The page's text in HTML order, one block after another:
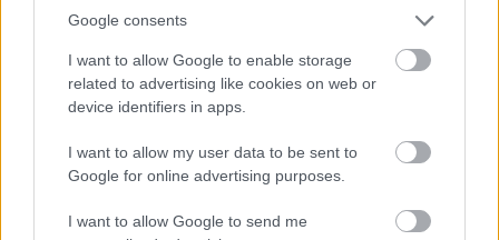
Google consents
I want to allow Google to enable storage
related to advertising like cookies on web or
device identifiers in apps.
I want to allow my user data to be sent to
Google for online advertising purposes.
I want to allow Google to send me
A videót az F1 hivatalos közösségi felülete
osztotta meg, mely ezzel ismét ráirányította a
sajátosságára. A jelenetek tökéletesen bemutatják,
hibázni, mivel a szalagkorlátok közelsége és az